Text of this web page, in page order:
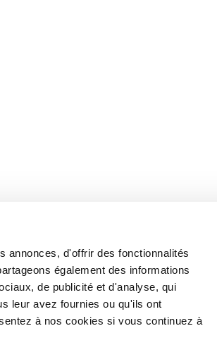
annonces, d'offrir des fonctionnalités
également des informations
de publicité et d'analyse, qui
leur avez fournies ou qu'ils ont
à nos cookies si vous continuez à